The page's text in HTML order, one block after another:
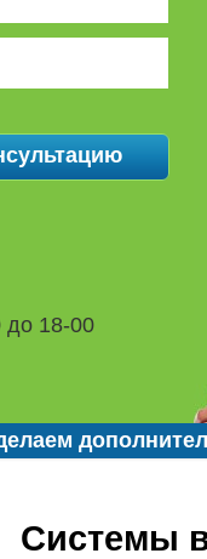
18-00
Системы